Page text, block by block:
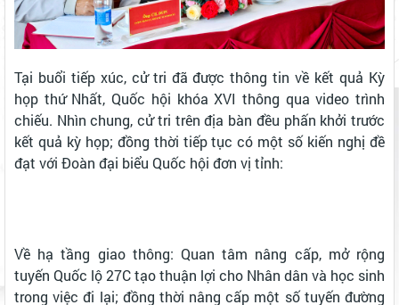
Tại buổi tiếp xúc, cử tri đã được thông tin về kết quả Kỳ
họp thứ Nhất, Quốc hội khóa XVI thông qua video trình
chiếu. Nhìn chung, cử tri trên địa bàn đều phấn khởi trước
kết quả kỳ họp; đồng thời tiếp tục có một số kiến nghị đề
đạt với Đoàn đại biểu Quốc hội đơn vị tỉnh:
​Về hạ tầng giao thông: Quan tâm nâng cấp, mở rộng
tuyến Quốc lộ 27C tạo thuận lợi cho Nhân dân và học sinh
trong việc đi lại; đồng thời nâng cấp một số tuyến đường